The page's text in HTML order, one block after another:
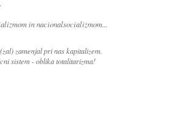
in nacionalsocializmom...
zamenjal pri nas kapitalizem.
sistem - oblika totalitarizma!